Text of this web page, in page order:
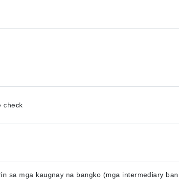
check
sa mga kaugnay na bangko (mga intermediary